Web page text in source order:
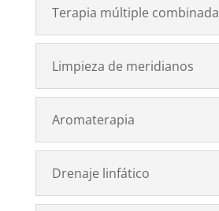
Terapia múltiple combinada
Limpieza de meridianos
Aromaterapia
Drenaje linfático